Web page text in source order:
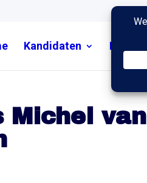
Kandidaten Nieuws
Michel van